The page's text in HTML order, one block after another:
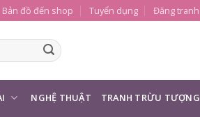
Bản đồ đến shop Tuyển dụng Đăng tranh
NGHỆ THUẬT TRANH TRỪU TƯỢNG